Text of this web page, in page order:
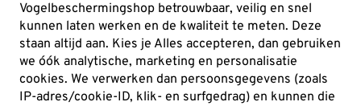
Vogelbeschermingshop betrouwbaar, veilig en snel
kunnen laten werken en de kwaliteit te meten. Deze
staan altijd aan. Kies je Alles accepteren, dan gebruiken
we óók analytische, marketing en personalisatie
cookies. We verwerken dan persoonsgegevens (zoals
IP-adres/cookie-ID, klik- en surfgedrag) en kunnen die
17producten